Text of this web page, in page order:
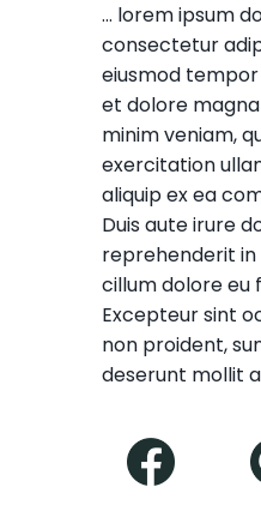
... lorem ipsum
consectetur
eiusmod
et dolore
minim veniam,
exercitation
aliquip ex ea
Duis aute irure
reprehenderit
cillum dolore eu
Excepteur sint
non proident,
deserunt mollit